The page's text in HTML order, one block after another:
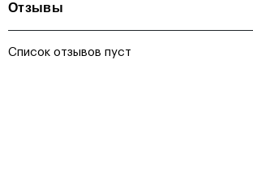
Отзывы
Список отзывов пуст